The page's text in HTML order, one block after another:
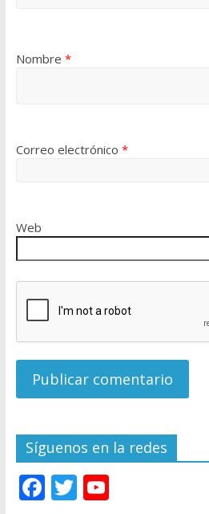
Nombre *
Correo electrónico *
Web
Síguenos en la redes
F T Y